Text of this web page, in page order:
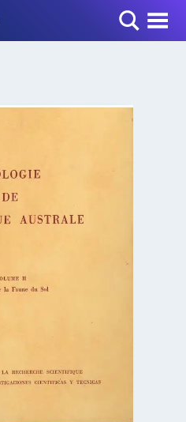
Toggle Menu